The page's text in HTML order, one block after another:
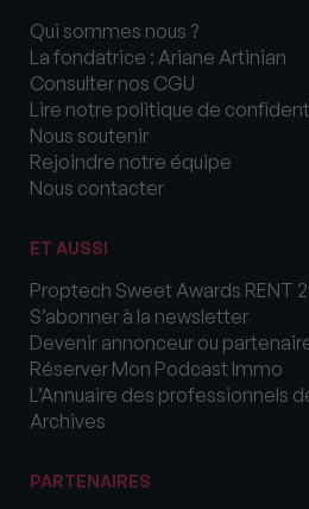
Qui sommes nous ?
La fondatrice : Ariane Artinian
Consulter nos CGU
Lire notre politique de
Nous soutenir
Rejoindre notre équipe
Nous contacter
ET AUSSI
Proptech Sweet Awards RENT
S’abonner à la newsletter
Devenir annonceur ou
Réserver Mon Podcast Immo
L’Annuaire des professionnels
Archives
PARTENAIRES